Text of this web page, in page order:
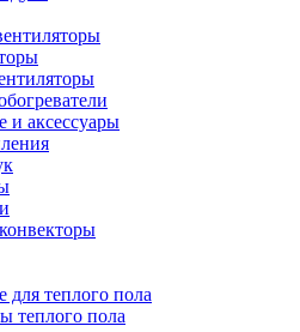
аксессуары
теплого пола
теплого пола